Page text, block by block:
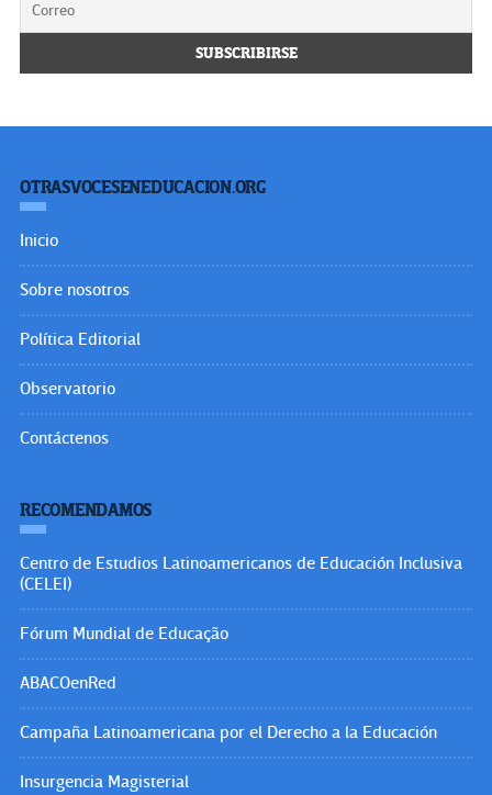
OTRASVOCESENEDUCACION.ORG
Inicio
Sobre nosotros
Política Editorial
Observatorio
Contáctenos
RECOMENDAMOS
Centro de Estudios Latinoamericanos de Educación Inclusiva
(CELEI)
Fórum Mundial de Educação
ABACOenRed
Campaña Latinoamericana por el Derecho a la Educación
Insurgencia Magisterial